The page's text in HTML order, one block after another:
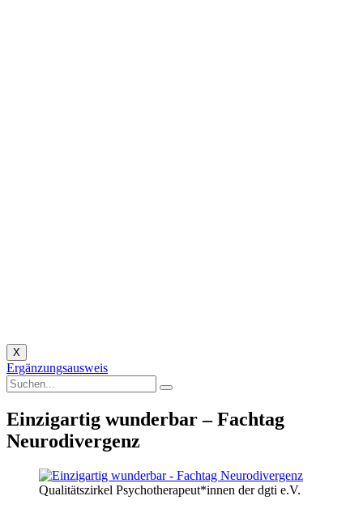
X
Ergänzungsausweis
Einzigartig wunderbar – Fachtag
Neurodivergenz
Qualitätszirkel Psychotherapeut*innen der dgti e.V.